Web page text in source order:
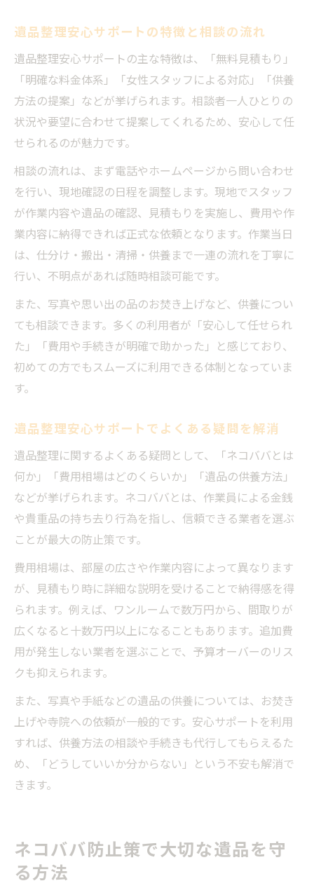
遺品整理安心サポートの特徴と相談の流れ
遺品整理安心サポートの主な特徴は、「無料見積もり」
「明確な料金体系」「女性スタッフによる対応」「供養
方法の提案」などが挙げられます。相談者一人ひとりの
状況や要望に合わせて提案してくれるため、安心して任
せられるのが魅力です。
相談の流れは、まず電話やホームページから問い合わせ
を行い、現地確認の日程を調整します。現地でスタッフ
が作業内容や遺品の確認、見積もりを実施し、費用や作
業内容に納得できれば正式な依頼となります。作業当日
は、仕分け・搬出・清掃・供養まで一連の流れを丁寧に
行い、不明点があれば随時相談可能です。
また、写真や思い出の品のお焚き上げなど、供養につい
ても相談できます。多くの利用者が「安心して任せられ
た」「費用や手続きが明確で助かった」と感じており、
初めての方でもスムーズに利用できる体制となっていま
す。
遺品整理安心サポートでよくある疑問を解消
遺品整理に関するよくある疑問として、「ネコババとは
何か」「費用相場はどのくらいか」「遺品の供養方法」
などが挙げられます。ネコババとは、作業員による金銭
や貴重品の持ち去り行為を指し、信頼できる業者を選ぶ
ことが最大の防止策です。
費用相場は、部屋の広さや作業内容によって異なります
が、見積もり時に詳細な説明を受けることで納得感を得
られます。例えば、ワンルームで数万円から、間取りが
広くなると十数万円以上になることもあります。追加費
用が発生しない業者を選ぶことで、予算オーバーのリス
クも抑えられます。
また、写真や手紙などの遺品の供養については、お焚き
上げや寺院への依頼が一般的です。安心サポートを利用
すれば、供養方法の相談や手続きも代行してもらえるた
め、「どうしていいか分からない」という不安も解消で
きます。
ネコババ防止策で大切な遺品を守
る方法